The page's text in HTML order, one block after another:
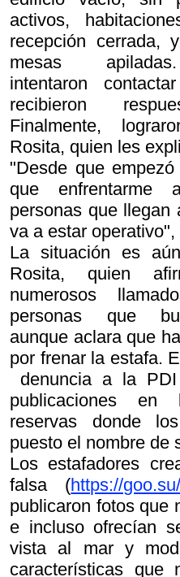
activos,
recepción cerrada,
mesas
intentaron
recibieron
Finalmente,
Rosita, quien les
"Desde que
que
personas que llegan
va a estar operativo",
La situación es
Rosita, quien
numerosos
personas que
aunque aclara que
por frenar la estafa.
denuncia a la
publicaciones en
reservas donde
puesto el nombre de
Los estafadores
falsa (https://
publicaron fotos que
e incluso ofrecían
vista al mar y
características que